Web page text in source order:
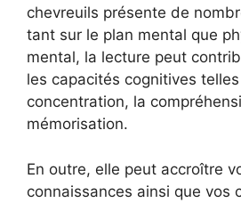
chevreuils présente de
tant sur le plan mental que
mental, la lecture peut
les capacités cognitives
concentration, la
mémorisation.
En outre, elle peut accroître
connaissances ainsi que vos